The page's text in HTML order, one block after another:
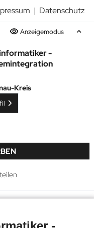
| Datenschutz
Anzeigemodus
-
Kreis
teilen